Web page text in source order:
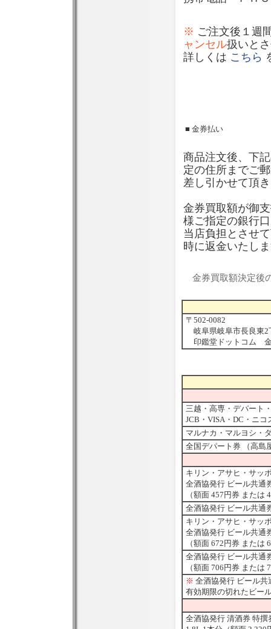
※ ご注文後１週
ャンセル扱いと
詳しくは こちら
■ 金券払い
商品注文後、下
定の住所までご
差し引かせて頂
金券買取額が御
様ご指定の銀行
当店負担とさせ
時に返金いたし
金券買取額決定後
〒502-0082
岐阜県岐阜市長良東2
印鑑堂ドットコム
三越・高専・デパート
JCB・VISA・DC・ニ
マルナカ・マルヨシ・
全国デパート券 （高島
キリン・アサヒ・サッ
全酒協発行 ビール共通
（額面 457円券 または
全酒協発行 ビール共通
キリン・アサヒ・サッ
全酒協発行 ビール共通
（額面 672円券 または
全酒協発行 ビール共通
（額面 706円券 または
※ 全酒協発行 ビール
有効期限の切れたビー
全酒協発行 清酒券 特撰